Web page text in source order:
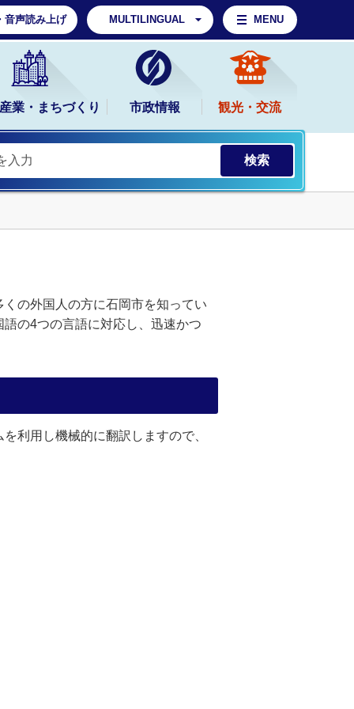
音声読み上げ MULTILINGUAL MENU
業・まちづくり 市政情報 観光・交流
の外国人の方に石岡市を知ってい
の4つの言語に対応し、迅速かつ
利用し機械的に翻訳しますので、